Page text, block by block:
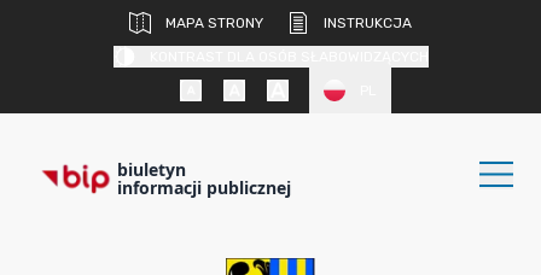
MAPA STRONY
INSTRUKCJA
biuletyn
informacji publicznej